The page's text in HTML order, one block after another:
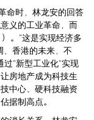
命时，林龙安的回答
义的工业革命，而
。“这是实现经济多
，香港的未来，不
过“新型工业化”实现
房地产成为科技生
中心、硬科技融资
据制高点。